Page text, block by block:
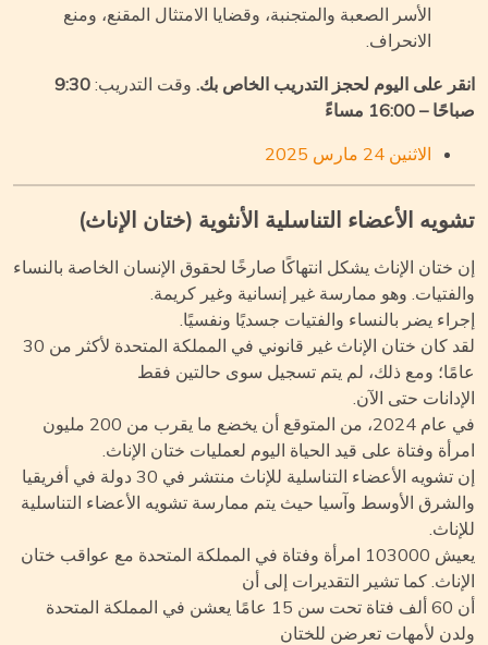
الأسر الصعبة والمتجنبة، وقضايا الامتثال المقنع، ومنع
الانحراف.
على اليوم لحجز التدريب الخاص بك. وقت التدريب:9:30
– 16:00 مساءً
الاثنين 24 مارس 2025
الأعضاء التناسلية الأنثوية (ختان الإناث)
ختان الإناث يشكل انتهاكًا صارخًا لحقوق الإنسان الخاصة بالنساء
وهو ممارسة غير إنسانية وغير كريمة.
يضر بالنساء والفتيات جسديًا ونفسيًا.
لقد كان ختان الإناث غير قانوني في المملكة المتحدة لأكثر من 30
ومع ذلك، لم يتم تسجيل سوى حالتين فقط
حتى الآن.
في عام 2024، من المتوقع أن يخضع ما يقرب من 200 مليون
وفتاة على قيد الحياة اليوم لعمليات ختان الإناث.
إن تشويه الأعضاء التناسلية للإناث منتشر في 30 دولة في أفريقيا
الأوسط وآسيا حيث يتم ممارسة تشويه الأعضاء التناسلية
يعيش 103000 امرأة وفتاة في المملكة المتحدة مع عواقب ختان
كما تشير التقديرات إلى أن
أن 60 ألف فتاة تحت سن 15 عامًا يعشن في المملكة المتحدة
لأمهات تعرضن للختان